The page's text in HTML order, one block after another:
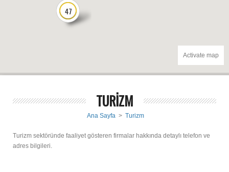
47
Activate map
TURİZM
Ana Sayfa> Turizm
Turizm sektöründe faaliyet gösteren firmalar hakkında detaylı telefon ve
adres bilgileri.